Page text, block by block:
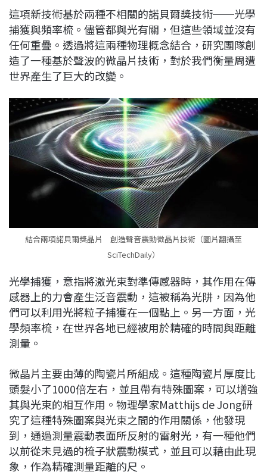
這項新技術基於兩種不相關的諾貝爾獎技術──光學
捕獲與頻率梳。儘管都與光有關，但這些領域並沒有
任何重疊。透過將這兩種物理概念結合，研究團隊創
造了一種基於聲波的微晶片技術，對於我們衡量周遭
世界產生了巨大的改變。
結合兩項諾貝爾獎晶片 創造聲音震動微晶片技術（圖片翻攝至
SciTechDaily）
光學捕獲，意指將激光束對準傳感器時，其作用在傳
感器上的力會產生泛音震動，這被稱為光阱，因為他
們可以利用光將粒子捕獲在一個點上。另一方面，光
學頻率梳，在世界各地已經被用於精確的時間與距離
測量。
微晶片主要由薄的陶瓷片所組成。這種陶瓷片厚度比
頭髮小了1000倍左右，並且帶有特殊圖案，可以增強
其與光束的相互作用。物理學家Matthijs de Jong研
究了這種特殊圖案與光束之間的作用關係，他發現
到，通過測量震動表面所反射的雷射光，有一種他們
以前從未見過的梳子狀震動模式，並且可以藉由此現
象，作為精確測量距離的尺。